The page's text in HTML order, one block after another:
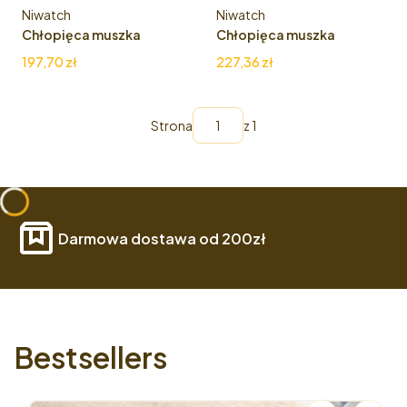
Chłopięca muszka
Producent
Niwatch
Cena
197,70 zł
Chłopięca muszka
Producent
Niwatch
Cena
227,36 zł
Strona z 1
Darmowa dostawa od 200zł
Bestsellers